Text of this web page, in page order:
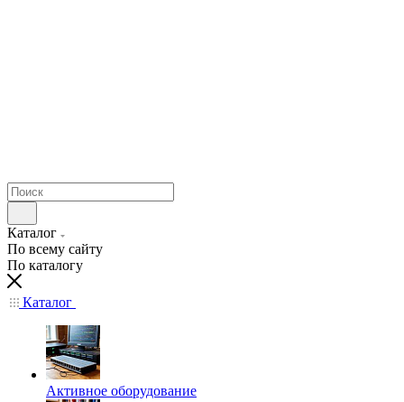
Каталог
По всему сайту
По каталогу
Каталог
Активное оборудование